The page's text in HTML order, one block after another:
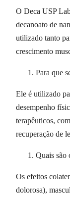
O Deca USP
decanoato de
utilizado tanto
crescimento
Para que
Ele é utilizado
desempenho
terapêuticos,
recuperação de
Quais são
Os efeitos
dolorosa),